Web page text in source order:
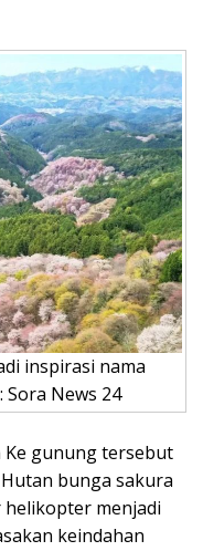
inspirasi nama
News 24
gunung tersebut
bunga sakura
menjadi
keindahan